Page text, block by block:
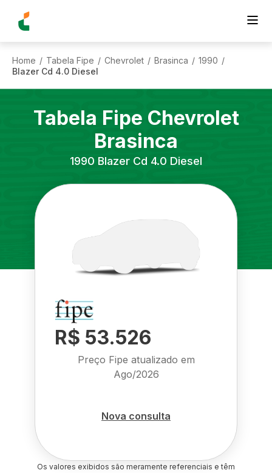
Home / Tabela Fipe / Chevrolet / Brasinca / 1990 /
Blazer Cd 4.0 Diesel
Tabela Fipe Chevrolet
Brasinca
1990 Blazer Cd 4.0 Diesel
R$ 53.526
Preço Fipe atualizado em
Ago/2026
Nova consulta
Os valores exibidos são meramente referenciais e têm